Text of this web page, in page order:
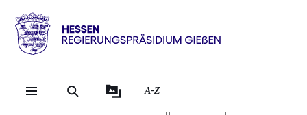
Direkt zum Kopf der
Direkt zum Inhalt
Direkt zum Fuß der
Hessen
RP
A-Z